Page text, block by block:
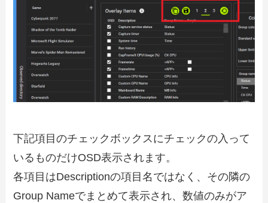
下記項目のチェックボックスにチェックの入って
いるものだけOSD表示されます。
各項目はDescriptionの項目名ではなく、その隣の
Group Nameでまとめて表示され、数値のみがア